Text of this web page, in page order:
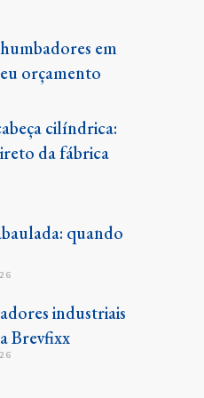
em
orçamento
cilíndrica:
da fábrica
quando
industriais
Brevfixx